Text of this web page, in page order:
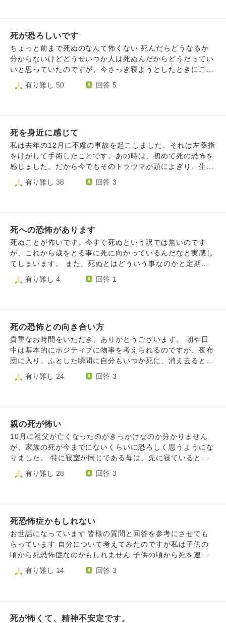
ても恐ろしいです 周りに相談しても今考えてもしょうがな
いから受け入れようとか今を満喫しようとか寝てスッキリし
ようと返ってきて趣味だったり寝たりしたんですけど一旦和
らぎますがその後からぶり返してきてしまいます、やはり怖
て生きてる瞬間も怖いです、一体どうしたらこの苦悩から抜
死が恐ろしいです
ちょっと前まで死ぬのなんて怖くない 死んだらどうなるか
分からないけどどうせいつか人は死ぬんだからどうだってい
いと思っていたのですが、今さっき寝ようとしたときにこの
まま寝たらもう目覚めないかもしれない、何かわからないけ
どすごく嫌な予感がすると思いました。 自分にはまだやり
思うのですが、どことなく湧いてくる不安感が怖いです。
生まれたからには死は当たり前でサイクルの一環だとか言葉
では理解していますが心で理解できません。 将来的に人に
説く立場になるのに自分が不安に襲われてどうしたらいいの
談に乗っていただけるとうれしいです。
有り難し 50 回答 5
死を身近に感じて
私は去年の12月に不慮の事故を起こしました。それは左薬指
をけがして手術したことです。あの時は、初めて死の恐怖を
感じました。だから今でもそのトラウマが頭によぎり、生き
ることの辛さというか、死ぬことさえ考えてしまいます。だ
から、最近、「死」について深堀したくなりました。私はと
はどいういうものなのか、きちんと知識を得ておきたいし、
「死」に関するいろんな本を買いあさるようになりました。
また、死ぬ前に「ああ、これでよかった」と思える生き方を
目指したいがために、残しておきたい遺品や、やりたいこと
o リスト通りに行けるか不安です。でも、何も考えずに時間
有り難し 38 回答 3
死への恐怖があります
死ぬことが怖いです。今すぐ死ぬという訳では無いのです
が、これから歳をとる事に死に向かっているんだなと実感し
てしまいます。 また、死ぬとはどういう事なのかと定期的
に考えてしまいます。 寝ている時の記憶は無いですが、そ
んな感じが一生続く感じなのかなと思っています。それがな
を持ったまま、なんてあまり無いですもんね。 私は想像力
豊か過ぎるのか、いらないことまで考えてしまいます。例え
ば身体は死んでいても記憶を持ったまま火葬されたりするの
かな、とか。今考えても仕方ないですが、歳をとるにつれて
いでしょうか？
有り難し 4 回答 1
死の恐怖との向き合い方
貴重なお時間をいただき、ありがとうございます。 朝や日
中は基本的にポジティブに物事を考えられるのですが、夜布
団に入り、ふとした瞬間に自分もいつか死に、消え去るとい
うことが頭をよぎり、恐怖で眠れなくなることがあります。
・みんな通る道である。 ・まだまだ先のこと。歳を取れば
でも唐突に発作のように恐怖がよぎってしまうのです。 逃
避などではなく、向き合った上で克服したいです。アドバイ
ス頂けますと幸いです。
有り難し 24 回答 3
親の死が怖い
10月に祖父が亡くなったのがきっかけなのか分かりません
が、家族の死が今までにないくらいに恐ろしく思うようにな
りました。 特に寝室が同じである母は、先に寝ていると寝
息を確認してからでないと落ち着かない、不安になってしま
います。別件で心療内科から処方された睡眠薬で無理やり寝
しょうか。
有り難し 28 回答 3
死恐怖症かもしれない
お世話になっています 皆様の質問と回答を参考にさせても
らっています 自分について考えてみたのですが私は子供の
頃から死恐怖症なのかもしれません 子供の頃から死を連想
させる物が苦手で避けてきました お葬式や法事だけでなく
歴史の授業や空や海も死を感じさせるせいか嫌いでした 知
音楽や映画など好きな事して何とか若さで誤魔化せていたの
有り難し 14 回答 3
死が怖くて、精神不安定です。